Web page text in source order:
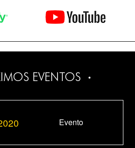
EVENTOS
Evento